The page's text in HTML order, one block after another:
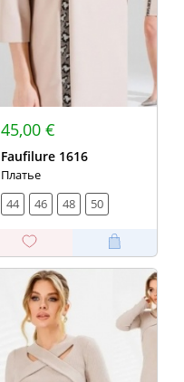
45,00 €
Faufilure 1616
Платье
44
46 48 50